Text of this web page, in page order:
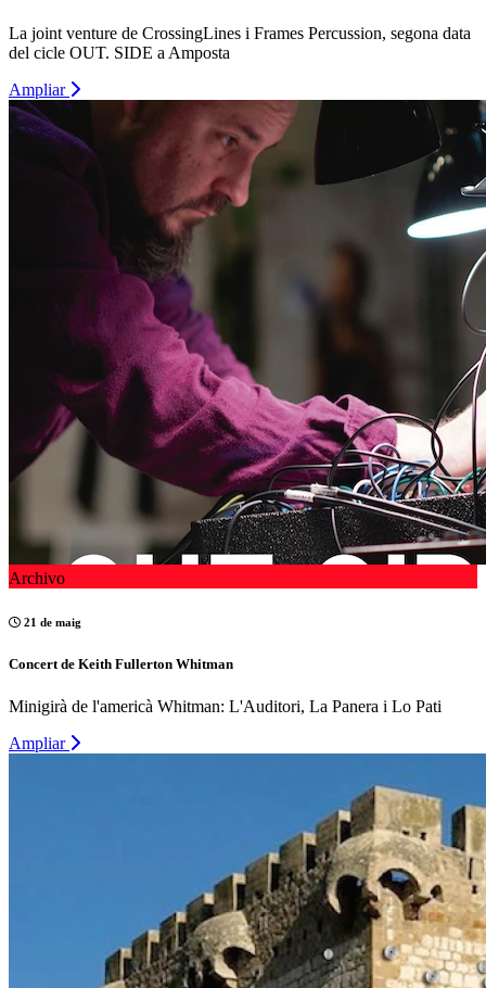
La joint venture de CrossingLines i Frames Percussion, segona data
del cicle OUT. SIDE a Amposta
Ampliar
Archivo
21 de maig
Concert de Keith Fullerton Whitman
Minigirà de l'americà Whitman: L'Auditori, La Panera i Lo Pati
Ampliar